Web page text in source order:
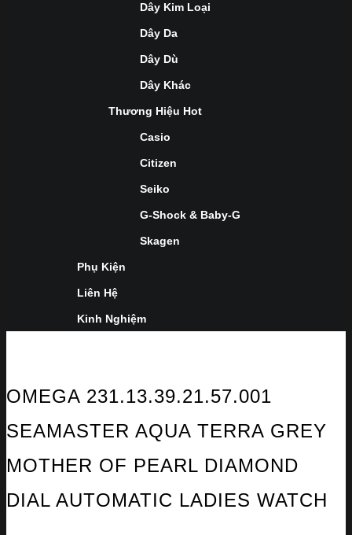
Dây Kim Loại
Dây Da
Dây Dù
Dây Khác
Thương Hiệu Hot
Casio
Citizen
Seiko
G-Shock & Baby-G
Skagen
Phụ Kiện
Liên Hệ
Kinh Nghiệm
OMEGA 231.13.39.21.57.001
SEAMASTER AQUA TERRA GREY
MOTHER OF PEARL DIAMOND
DIAL AUTOMATIC LADIES WATCH